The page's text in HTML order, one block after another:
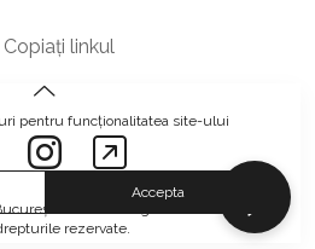
Copiați linkul
Mihai Gheorghe.
rezervate.
pentru funcționalitatea site-ului
Accepta